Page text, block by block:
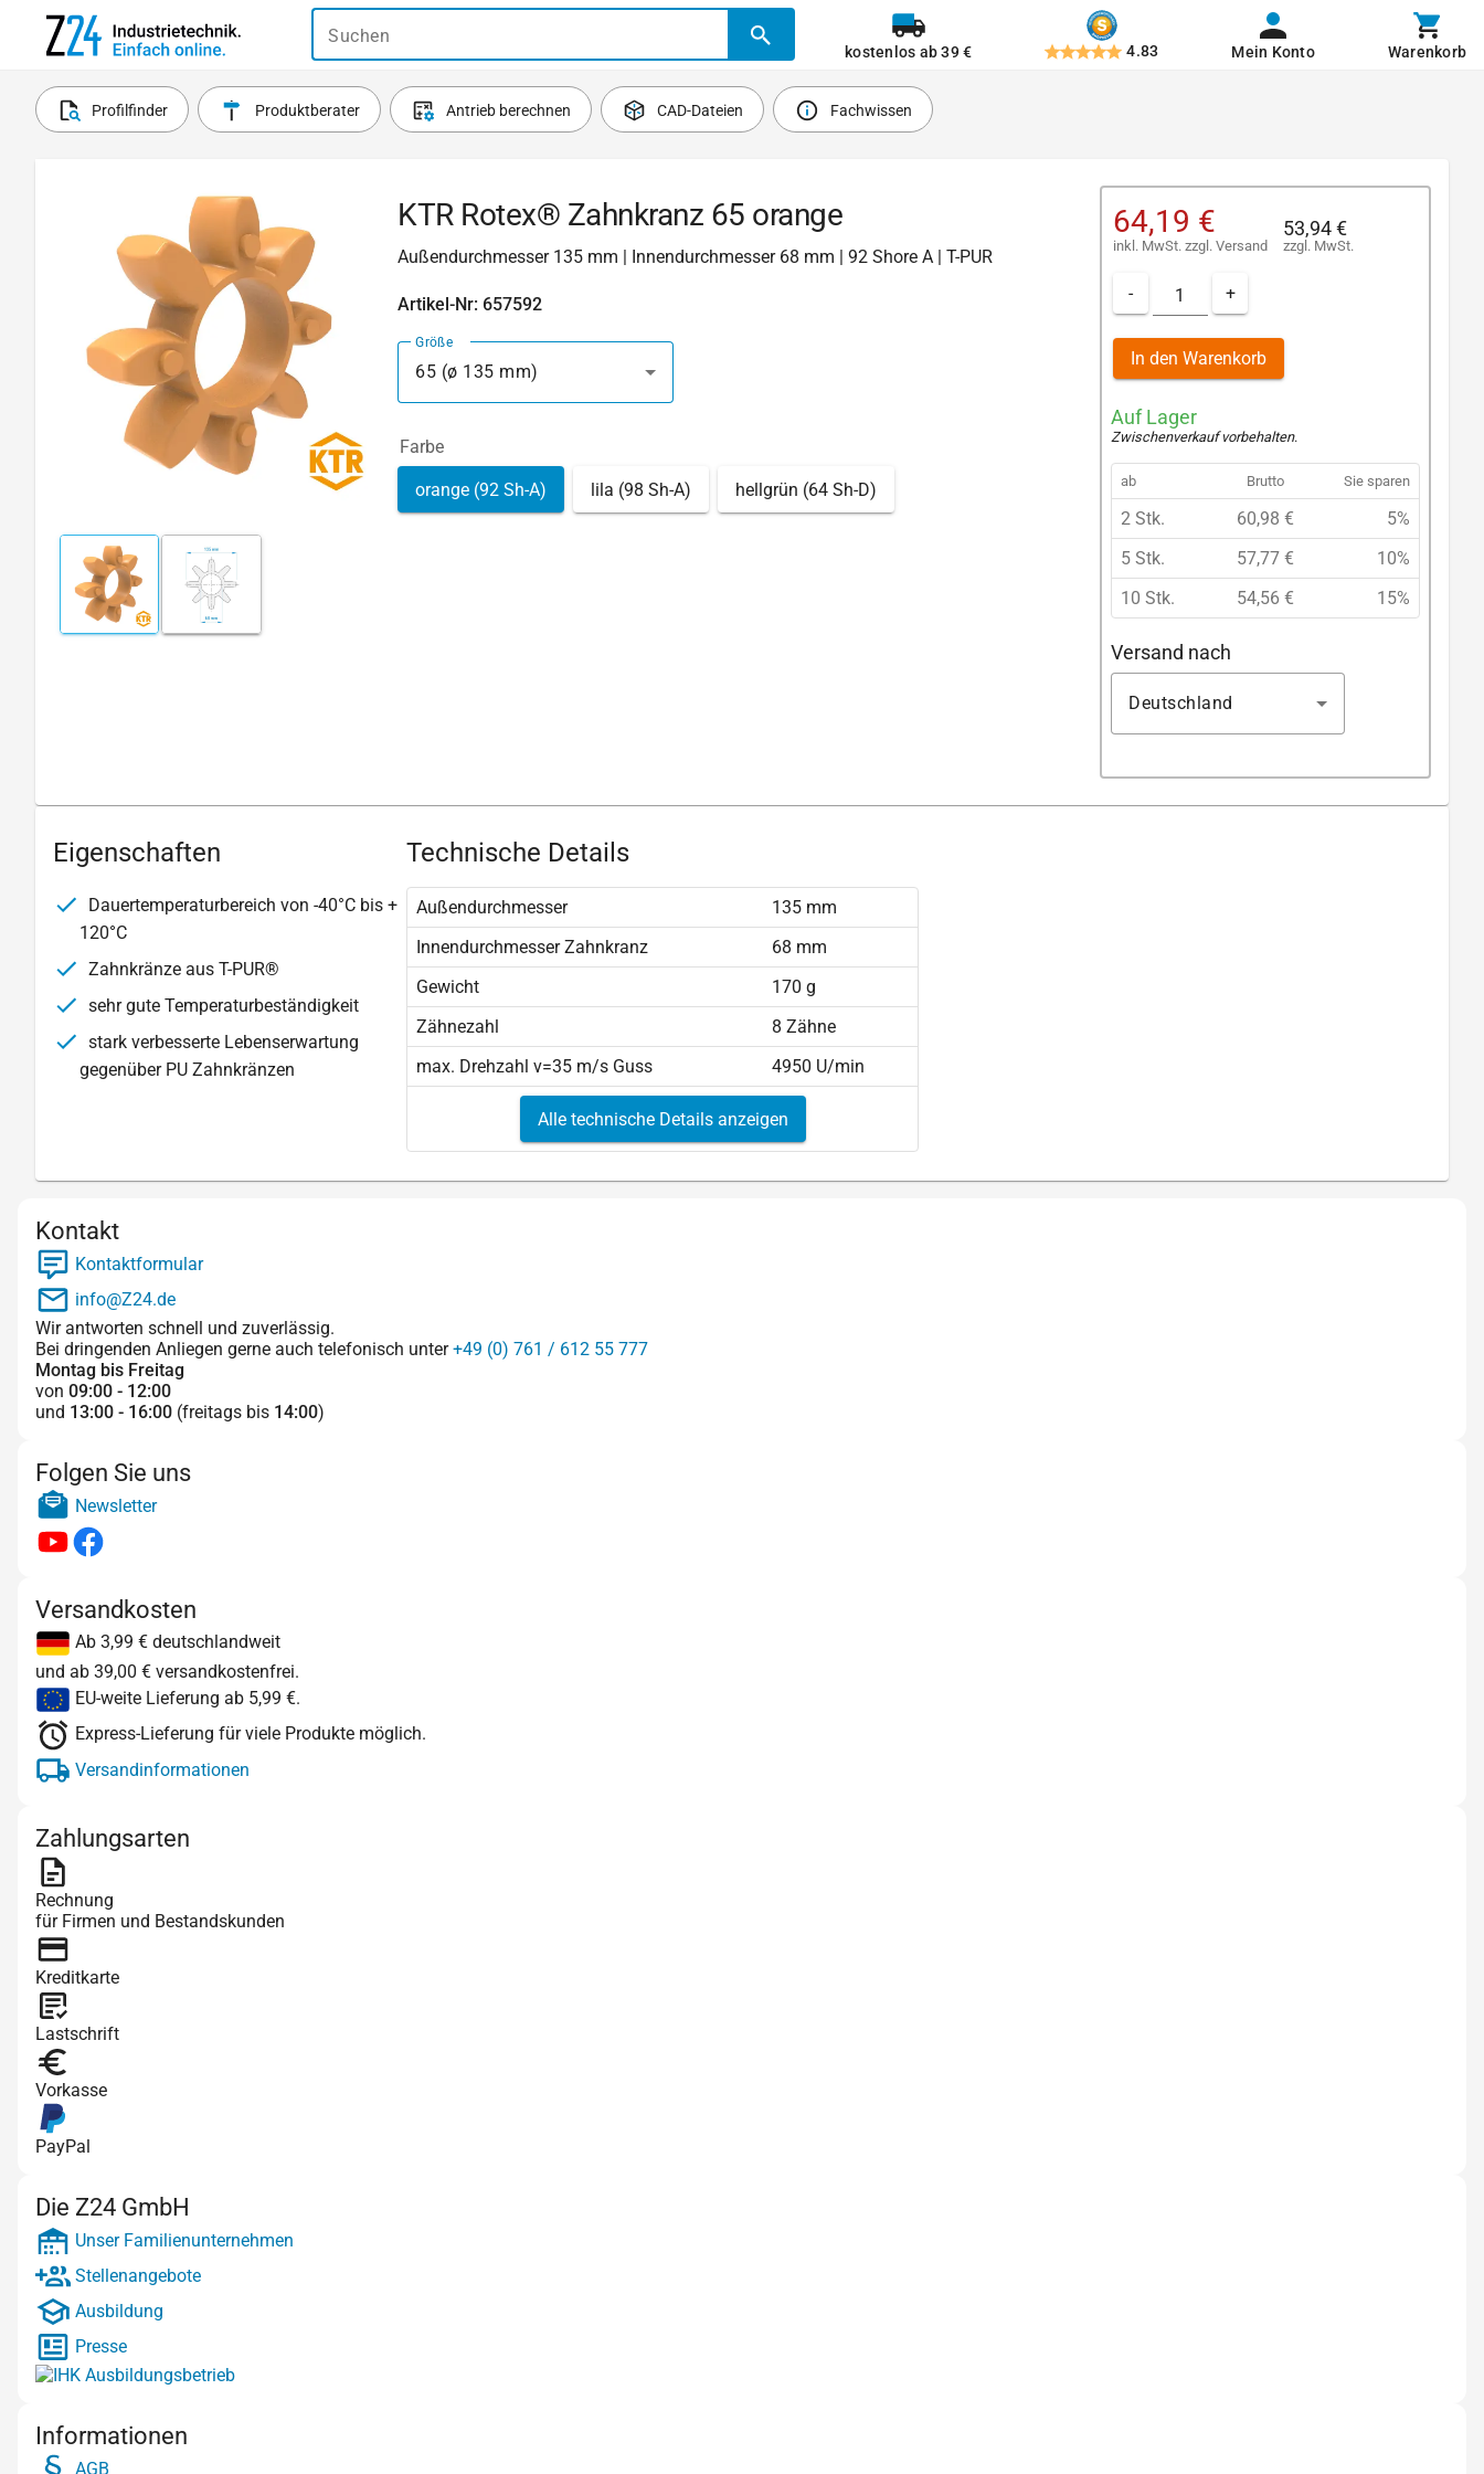
Suchen
kostenlos ab 39 € 4.83 Mein Konto Warenkorb
Profilfinder Produktberater Antrieb berechnen CAD-Dateien Fachwissen
KTR Rotex® Zahnkranz 65 orange
Außendurchmesser 135 mm | Innendurchmesser 68 mm | 92 Shore A | T-PUR
Artikel-Nr: 657592
Größe
65 (ø 135 mm)
Farbe
orange (92 Sh-A) lila (98 Sh-A) hellgrün (64 Sh-D)
64,19 €
inkl. MwSt. zzgl. Versand
53,94 €
zzgl. MwSt.
- +
In den Warenkorb
Auf Lager
Zwischenverkauf vorbehalten.
ab Brutto Sie sparen
2 Stk. 60,98 €
5%
5 Stk.
57,77 €
10%
10 Stk.
54,56 € 15%
Versand nach
Deutschland
Eigenschaften
Dauertemperaturbereich von -40°C bis +
120°C
Zahnkränze aus T-PUR®
sehr gute Temperaturbeständigkeit
stark verbesserte Lebenserwartung
gegenüber PU Zahnkränzen
Technische Details
Außendurchmesser
135 mm
Innendurchmesser Zahnkranz
68 mm
Gewicht
170 g
Zähnezahl
8 Zähne
max. Drehzahl v=35 m/s Guss
4950 U/min
Alle technische Details anzeigen
Kontakt
Kontaktformular
info@Z24.de
Wir antworten schnell und zuverlässig.
Bei dringenden Anliegen gerne auch telefonisch unter+49 (0) 761 / 612 55 777
Montag bis Freitag
von 09:00 - 12:00
und 13:00 - 16:00 (freitags bis 14:00)
Folgen Sie uns
Newsletter
Versandkosten
Ab 3,99 € deutschlandweit
und ab 39,00 € versandkostenfrei.
EU-weite Lieferung ab 5,99 €.
Express-Lieferung für viele Produkte möglich.
Versandinformationen
Zahlungsarten
Rechnung
für Firmen und Bestandskunden
Kreditkarte
Lastschrift
Vorkasse
PayPal
Die Z24 GmbH
Unser Familienunternehmen
Stellenangebote
Ausbildung
Presse
Informationen
AGB